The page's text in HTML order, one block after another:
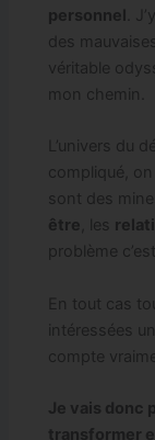
personnel .
des
véritable
mon chemin.
L’univers du
compliqué, on
sont des
être , les
problème
En tout cas
intéressées
compte
Je vais donc
transformer